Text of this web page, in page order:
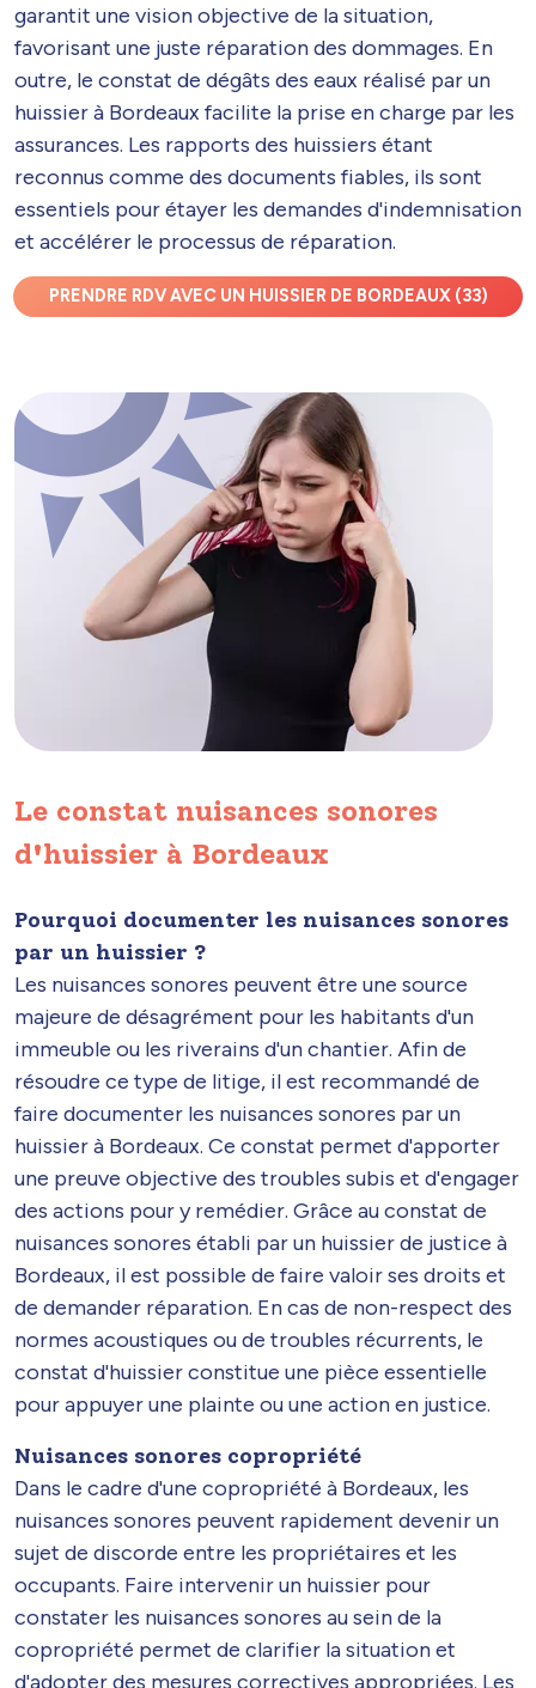
garantit une vision objective de la situation,
favorisant une juste réparation des dommages. En
outre, le constat de dégâts des eaux réalisé par un
huissier à Bordeaux facilite la prise en charge par les
assurances. Les rapports des huissiers étant
reconnus comme des documents fiables, ils sont
essentiels pour étayer les demandes d'indemnisation
et accélérer le processus de réparation.
PRENDRE RDV AVEC UN HUISSIER DE BORDEAUX (33)
Le constat nuisances sonores
d'huissier à Bordeaux
Pourquoi documenter les nuisances sonores
par un huissier ?
Les nuisances sonores peuvent être une source
majeure de désagrément pour les habitants d'un
immeuble ou les riverains d'un chantier. Afin de
résoudre ce type de litige, il est recommandé de
faire documenter les nuisances sonores par un
huissier à Bordeaux. Ce constat permet d'apporter
une preuve objective des troubles subis et d'engager
des actions pour y remédier. Grâce au constat de
nuisances sonores établi par un huissier de justice à
Bordeaux, il est possible de faire valoir ses droits et
de demander réparation. En cas de non-respect des
normes acoustiques ou de troubles récurrents, le
constat d'huissier constitue une pièce essentielle
pour appuyer une plainte ou une action en justice.
Nuisances sonores copropriété
Dans le cadre d'une copropriété à Bordeaux, les
nuisances sonores peuvent rapidement devenir un
sujet de discorde entre les propriétaires et les
occupants. Faire intervenir un huissier pour
constater les nuisances sonores au sein de la
copropriété permet de clarifier la situation et
d'adopter des mesures correctives appropriées. Les